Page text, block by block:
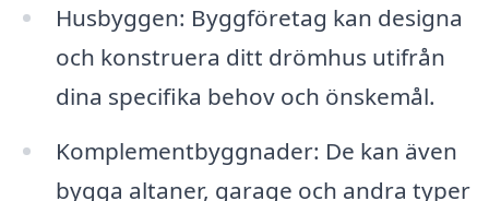
Husbyggen: Byggföretag kan designa
och konstruera ditt drömhus utifrån
dina specifika behov och önskemål.
Komplementbyggnader: De kan även
bygga altaner, garage och andra typer